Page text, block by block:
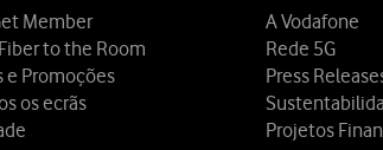
Member
to the Room
e Promoções
os ecrãs
A Vodafone
Rede 5G
Press
Projetos